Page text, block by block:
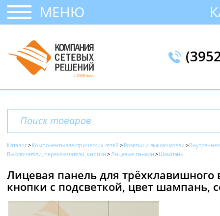
МЕНЮ
Каталог Компоненты электрических сетей Розетки и выключатели
Выключатели, переключатели, кнопки
Лицевые панели Шампань
Лицевая панель для
кнопки с подсветкой, цвет шампань,